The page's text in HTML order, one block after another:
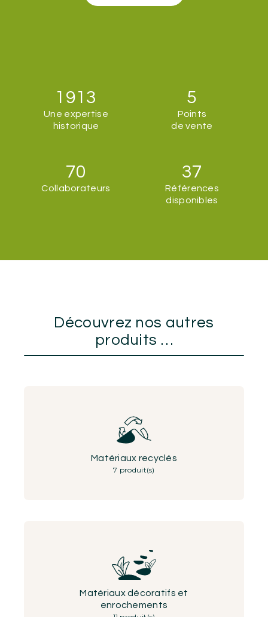
1913
Une expertise
historique
5
Points
de vente
70
Collaborateurs
37
Références
disponibles
Découvrez nos autres
produits …
Matériaux recyclés
7 produit(s)
Matériaux décoratifs et
enrochements